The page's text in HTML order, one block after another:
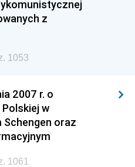
z
1053
2007 r. o
w
oraz
1061